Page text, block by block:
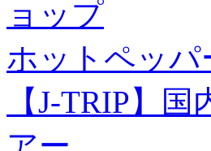
ョップ
ホットペッ
【J-TRIP】